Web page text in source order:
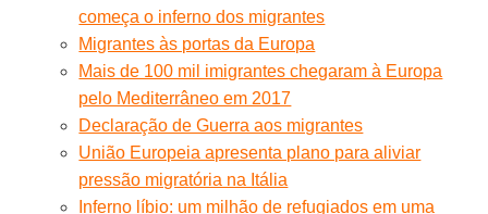
começa o inferno dos migrantes
Migrantes às portas da Europa
Mais de 100 mil imigrantes chegaram à Europa
pelo Mediterrâneo em 2017
Declaração de Guerra aos migrantes
União Europeia apresenta plano para aliviar
pressão migratória na Itália
Inferno líbio: um milhão de refugiados em uma